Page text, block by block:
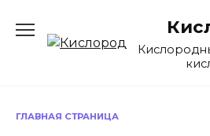
содержанию
ГЛАВНАЯ СТРАНИЦА